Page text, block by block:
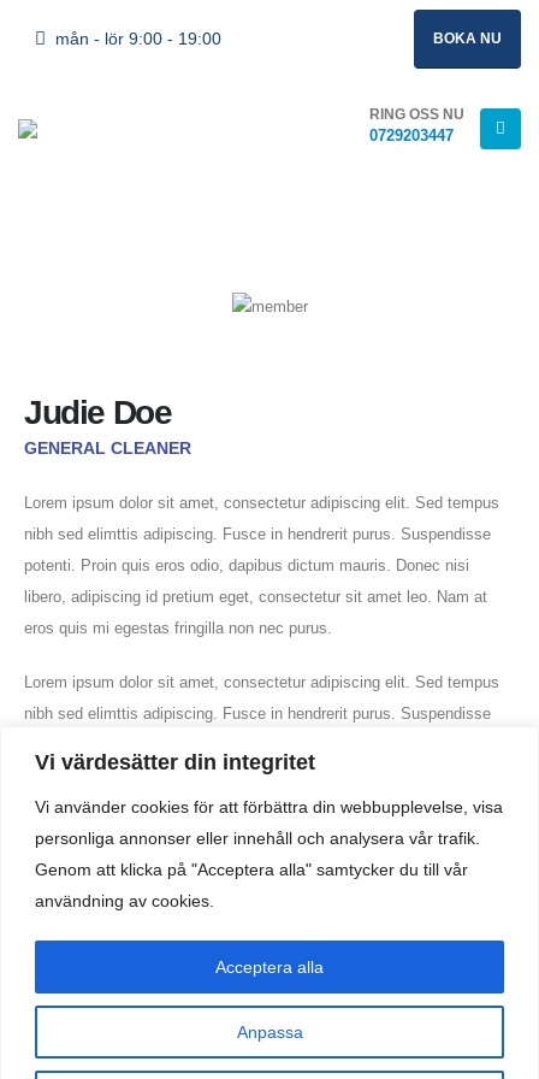
Vi värdesätter din integritet
Vi använder cookies för att förbättra din webbupplevelse, visa
personliga annonser eller innehåll och analysera vår trafik.
Genom att klicka på "Acceptera alla" samtycker du till vår
användning av cookies.
Anpassa
Acceptera alla
mån - lör 9:00 - 19:00 BOKA NU
RING OSS NU
0729203447
Judie Doe
GENERAL CLEANER
Lorem ipsum dolor sit amet, consectetur adipiscing elit. Sed tempus
nibh sed elimttis adipiscing. Fusce in hendrerit purus. Suspendisse
potenti. Proin quis eros odio, dapibus dictum mauris. Donec nisi
libero, adipiscing id pretium eget, consectetur sit amet leo. Nam at
eros quis mi egestas fringilla non nec purus.
Lorem ipsum dolor sit amet, consectetur adipiscing elit. Sed tempus
nibh sed elimttis adipiscing. Fusce in hendrerit purus. Suspendisse
libero, adipiscing id pretium eget, consectetur sit amet leo.
FOLLOW ME
Vår adress
RING OSS NU
0729- 203 447
Organisationsnummer
559341-8261
Handla om
Om oss
Cookies
Följ oss
Ralstad © 2021
Vi använder cookies för att säkerställa att vi ger dig den bästa
upplevelsen på vår webbplats. Om du fortsätter att använda
den här sidan kommer vi att anta att du är nöjd med den.